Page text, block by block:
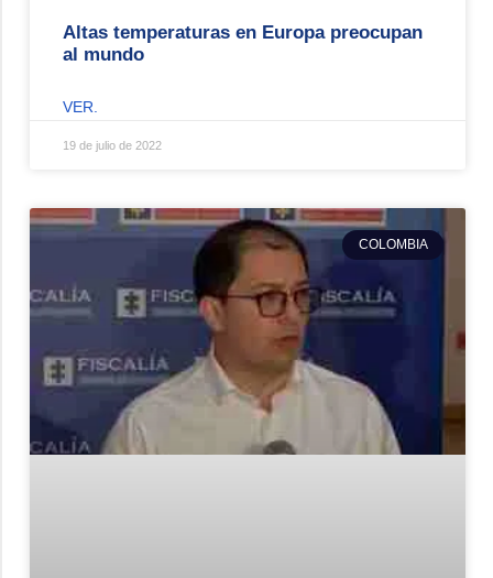
Altas temperaturas en Europa preocupan
al mundo
VER.
19 de julio de 2022
COLOMBIA